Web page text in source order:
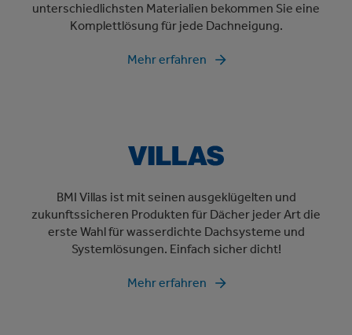
unterschiedlichsten Materialien bekommen Sie eine
Komplettlösung für jede Dachneigung.
Mehr erfahren
BMI Villas ist mit seinen ausgeklügelten und
zukunftssicheren Produkten für Dächer jeder Art die
erste Wahl für wasserdichte Dachsysteme und
Systemlösungen. Einfach sicher dicht!
Mehr erfahren